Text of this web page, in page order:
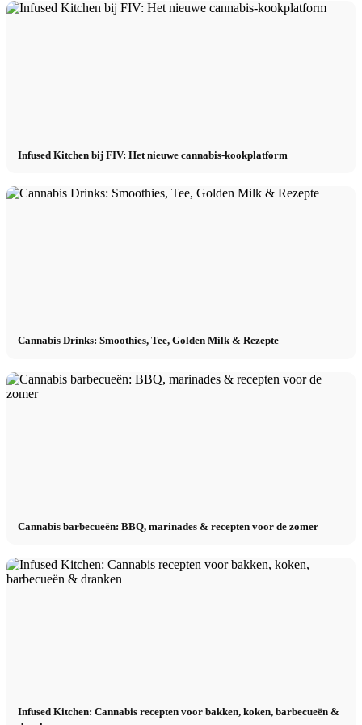
Infused Kitchen bij FIV: Het nieuwe cannabis-kookplatform
Cannabis Drinks: Smoothies, Tee, Golden Milk & Rezepte
Cannabis barbecueën: BBQ, marinades & recepten voor de zomer
Infused Kitchen: Cannabis recepten voor bakken, koken, barbecueën &